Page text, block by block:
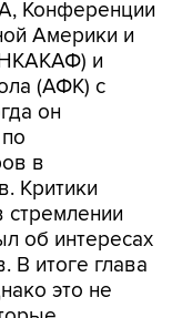
Конференции
Америки и
и
(АФК) с
он
в
Критики
стремлении
об интересах
В итоге глава
это не